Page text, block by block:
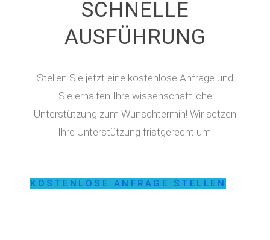
SCHNELLE
AUSFÜHRUNG
Stellen Sie jetzt eine kostenlose Anfrage und
Sie erhalten Ihre wissenschaftliche
Unterstützung zum Wunschtermin! Wir setzen
Ihre Unterstützung fristgerecht um.
KOSTENLOSE ANFRAGE STELLEN